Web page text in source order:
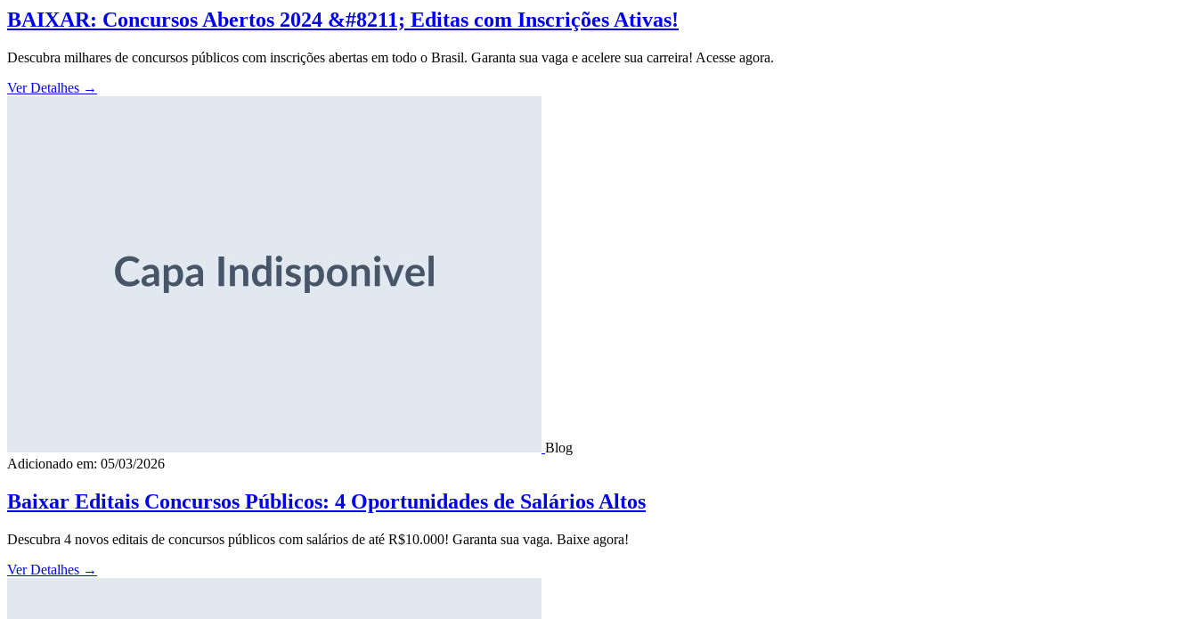
BAIXAR: Concursos Abertos 2024 &#8211; Editas com Inscrições Ativas!
Descubra milhares de concursos públicos com inscrições abertas em todo o Brasil. Garanta sua vaga e acelere sua carreira! Acesse agora.
Ver Detalhes →
Blog
Adicionado em: 05/03/2026
Baixar Editais Concursos Públicos: 4 Oportunidades de Salários Altos
Descubra 4 novos editais de concursos públicos com salários de até R$10.000! Garanta sua vaga. Baixe agora!
Ver Detalhes →